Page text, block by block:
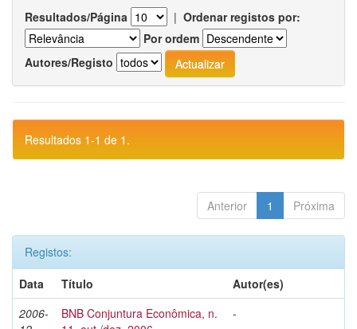
Resultados/Página | Ordenar registos por:
Por ordem
Autores/Registo
Resultados 1-1 de 1.
Anterior 1 Próxima
Registos:
Data
Título
Autor(es)
2006-
BNB Conjuntura Econômica, n.
-